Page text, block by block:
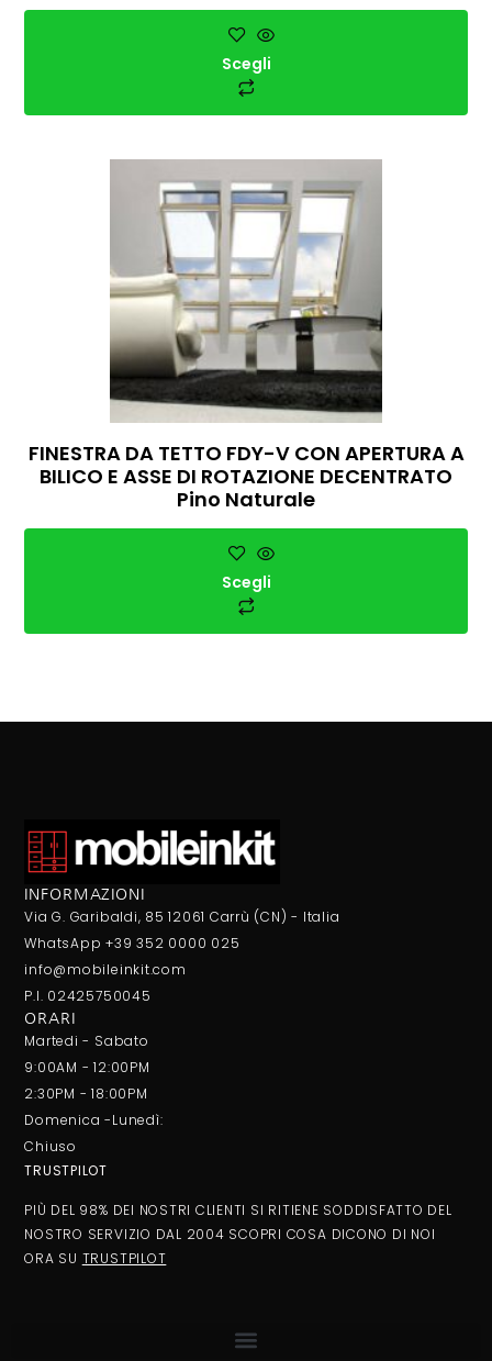
Scegli
FINESTRA DA TETTO FDY-V CON APERTURA A
BILICO E ASSE DI ROTAZIONE DECENTRATO
Pino Naturale
Scegli
INFORMAZIONI
Via G. Garibaldi, 85 12061 Carrù (CN) - Italia
WhatsApp +39 352 0000 025
info@mobileinkit.com
P.I. 02425750045
ORARI
Martedi - Sabato
9:00AM - 12:00PM
2:30PM - 18:00PM
Domenica -Lunedì:
Chiuso
TRUSTPILOT
PIÙ DEL 98% DEI NOSTRI CLIENTI SI RITIENE SODDISFATTO DEL
NOSTRO SERVIZIO DAL 2004 SCOPRI COSA DICONO DI NOI
ORA SU TRUSTPILOT